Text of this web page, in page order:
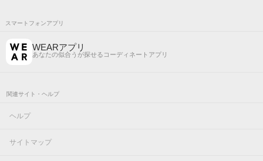
スマートフォンアプリ
WEARアプリ
あなたの似合うが探せるコーディネートアプリ
関連サイト・ヘルプ
ヘルプ
サイトマップ